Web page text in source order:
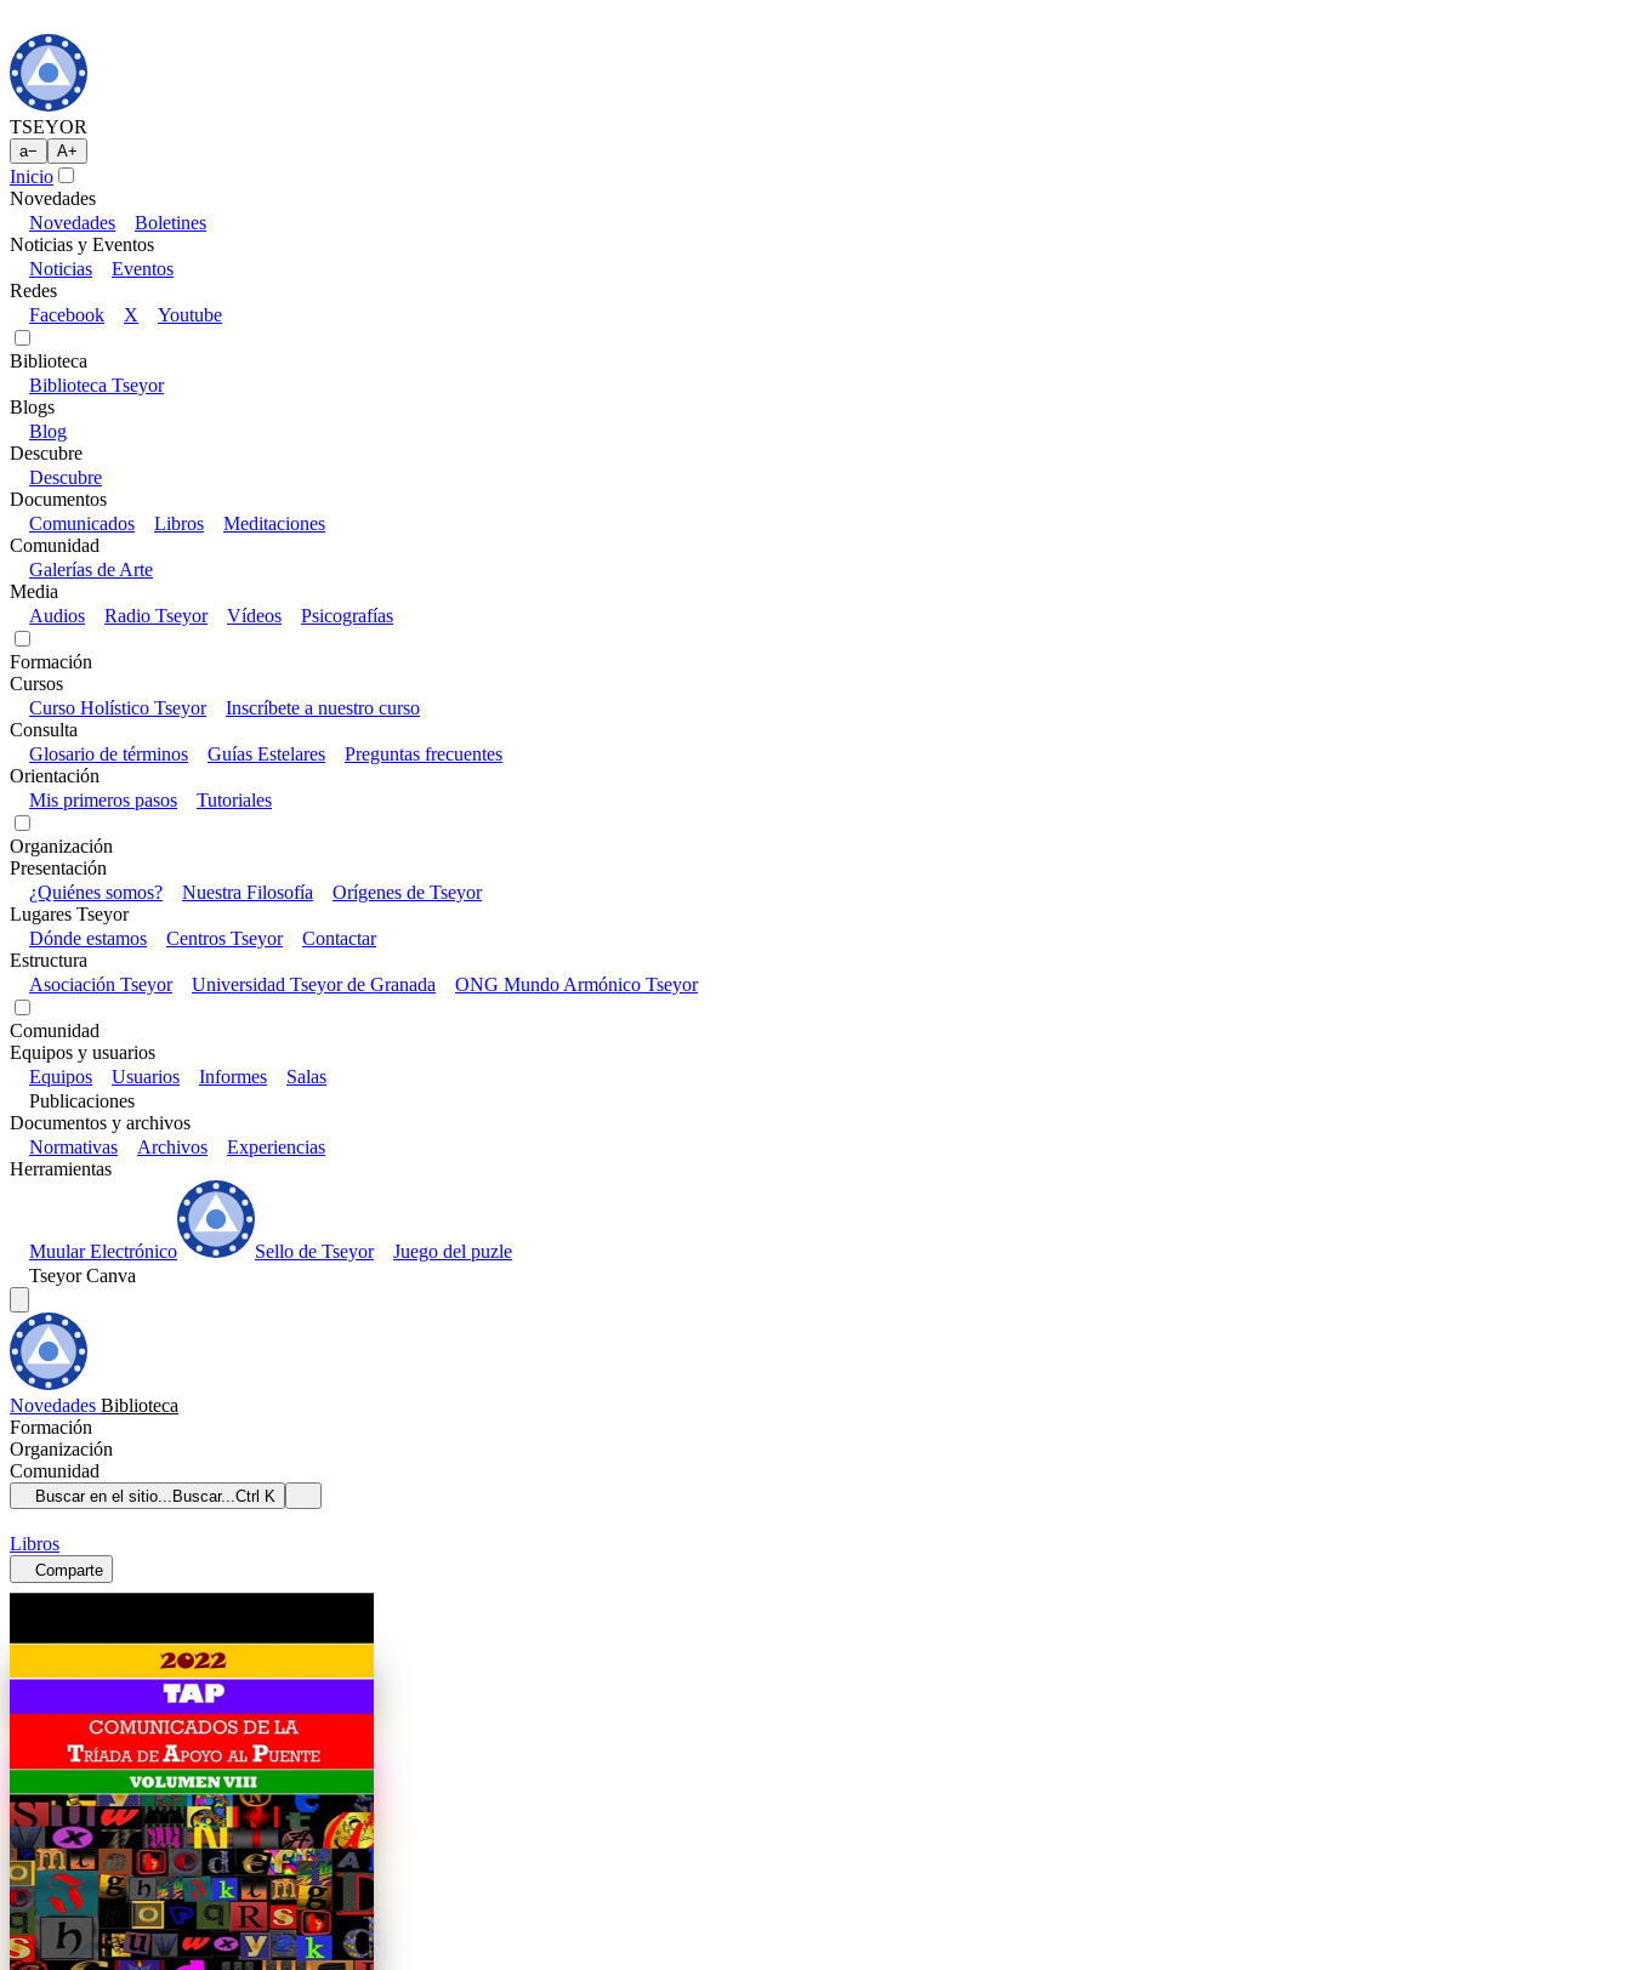
TSEYOR
a− A+
Inicio
Novedades
Novedades
Boletines
Noticias y Eventos
Noticias
Eventos
Redes
Facebook
X Youtube
Biblioteca
Biblioteca Tseyor
Blogs
Blog
Descubre
Descubre
Documentos
Comunicados
Libros
Meditaciones
Comunidad
Galerías de Arte
Media
Audios
Radio Tseyor Vídeos Psicografías
Formación
Cursos
Curso Holístico Tseyor
Inscríbete a nuestro curso
Consulta
Glosario de términos
Guías Estelares
Preguntas frecuentes
Orientación
Mis primeros pasos
Tutoriales
Organización
Presentación
¿Quiénes somos?
Nuestra Filosofía
Orígenes de Tseyor
Lugares Tseyor
Dónde estamos
Centros Tseyor
Contactar
Estructura
Asociación Tseyor
Universidad Tseyor de Granada ONG Mundo Armónico Tseyor
Comunidad
Equipos y usuarios
Equipos
Usuarios Informes
Salas
Publicaciones
Documentos y archivos
Normativas
Archivos
Experiencias
Herramientas
Muular Electrónico Sello de Tseyor
Juego del puzle
Tseyor Canva
Novedades Biblioteca
Formación
Organización
Comunidad
Buscar en el sitio... Buscar...Ctrl K
Libros
Comparte